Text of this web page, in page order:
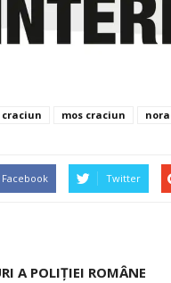
craciun mos craciun
Facebook Twitter
A POLIȚIEI ROMÂNE